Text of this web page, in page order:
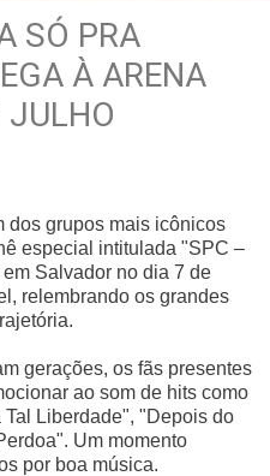
SÓ PRA
À ARENA
JULHO
dos grupos mais icônicos
especial intitulada "SPC –
Salvador no dia 7 de
relembrando os grandes
gerações, os fãs presentes
ao som de hits como
Liberdade", "Depois do
Um momento
por boa música.